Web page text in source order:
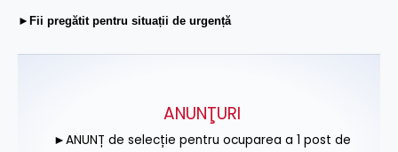
►Fii pregătit pentru situații de urgență
ANUNŢURI
►ANUNȚ de selecție pentru ocuparea a 1 post de